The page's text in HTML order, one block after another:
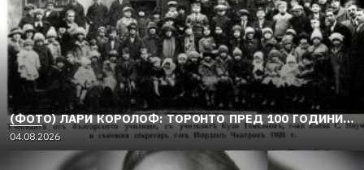
(ФОТО) ЛАРИ КОРОЛОФ: ТОРОНТО ПРЕД 100 ГОДИНИ…
04.08.2026